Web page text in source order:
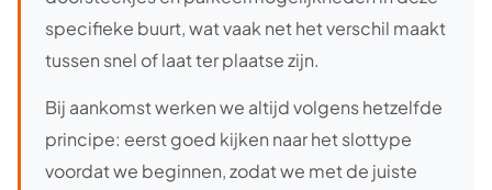
specifieke buurt, wat vaak net het verschil maakt
tussen snel of laat ter plaatse zijn.
Bij aankomst werken we altijd volgens hetzelfde
principe: eerst goed kijken naar het slottype
voordat we beginnen, zodat we met de juiste